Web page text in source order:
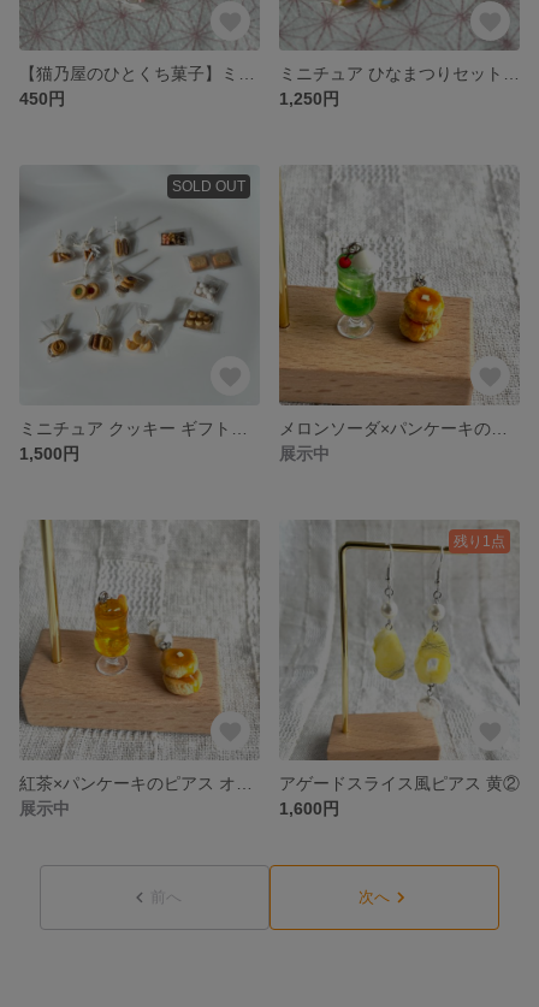
450円
1,250円
SOLD OUT
1,500円
展示中
展示中
残り1点
アゲードスライス風ピアス 黄②
1,600円
前へ 次へ